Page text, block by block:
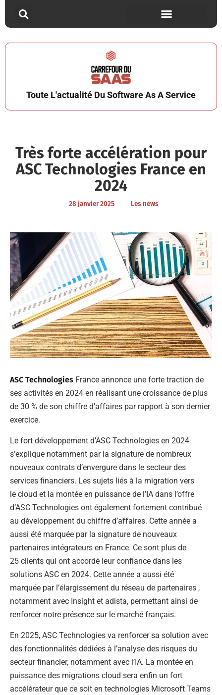
Toute L'actualité Du Software As A Service
Très forte accélération pour
ASC Technologies France en
2024
28 janvier 2025 Les news
ASC Technologies France annonce une forte traction de
ses activités en 2024 en réalisant une croissance de plus
de 30 % de son chiffre d’affaires par rapport à son dernier
exercice.
Le fort développement d’ASC Technologies en 2024
s’explique notamment par la signature de nombreux
nouveaux contrats d’envergure dans le secteur des
services financiers. Les sujets liés à la migration vers
le cloud et la montée en puissance de l’IA dans l’offre
d’ASC Technologies ont également fortement contribué
au développement du chiffre d’affaires. Cette année a
aussi été marquée par la signature de nouveaux
partenaires intégrateurs en France. Ce sont plus de
25 clients qui ont accordé leur confiance dans les
solutions ASC en 2024. Cette année a aussi été
marquée par l’élargissement du réseau de partenaires ,
notamment avec Insight et adista, permettant ainsi de
renforcer notre présence sur le marché français.
En 2025, ASC Technologies va renforcer sa solution avec
des fonctionnalités dédiées à l’analyse des risques du
secteur financier, notamment avec l’IA. La montée en
puissance des migrations cloud sera enfin un fort
accélérateur que ce soit en technologies Microsoft Teams